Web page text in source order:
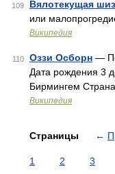
109 Вялотекущая
или
Википедия
110 Оззи Осборн —
Дата рождения 3
Бирмингем
Википедия
Страницы ←
1 2 3